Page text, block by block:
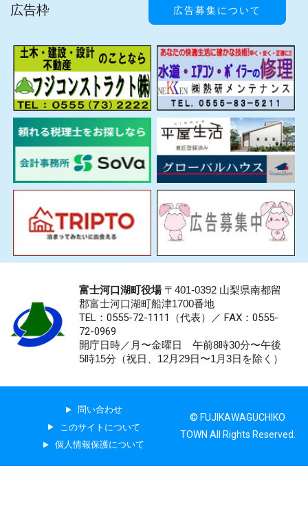
広告枠 広告募集について
富士河口湖町役場〒401-0392 山梨県南都留
郡富士河口湖町船津1700番地
TEL：0555-72-1111 （代表）／ FAX：0555-
72-0969
開庁日時／月〜金曜日 午前8時30分〜午後
5時15分（祝日、12月29日〜1月3日を除く）
問い合わせ
このサイトについて
個人情報保護について
© FUJIKAWAGUCHIKO
TOWN All Rights Reserved.